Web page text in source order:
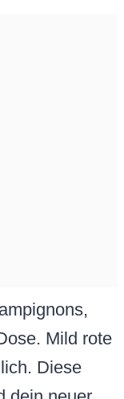
Mild rote
Diese